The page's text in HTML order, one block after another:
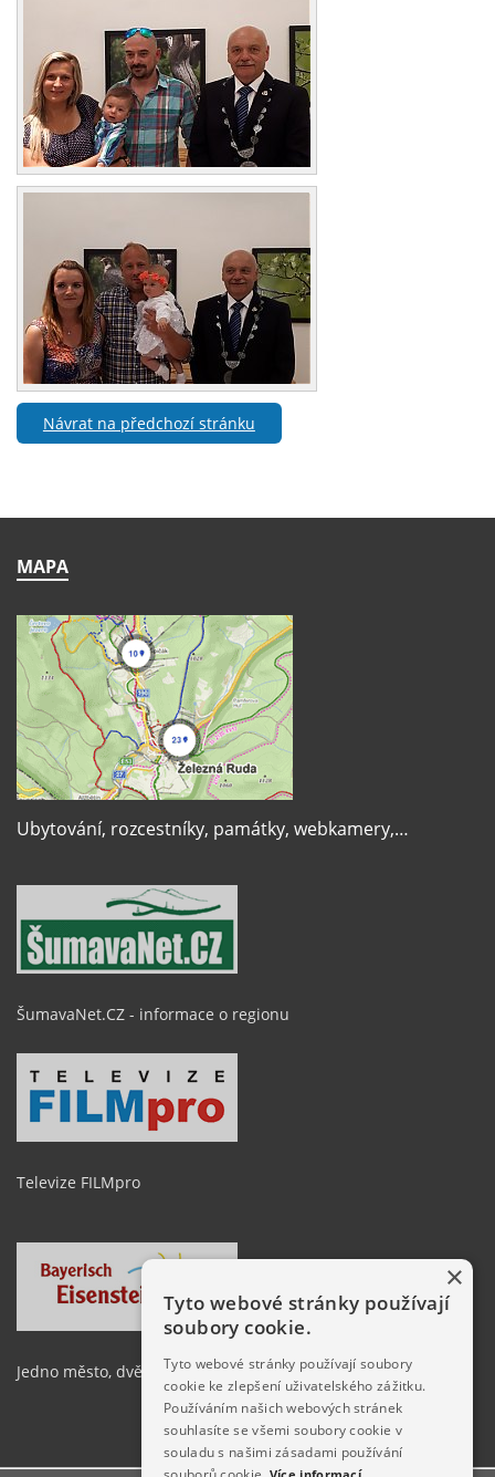
Návrat na předchozí stránku
MAPA
Ubytování, rozcestníky, památky, webkamery,…
ŠumavaNet.CZ - informace o regionu
Televize FILMpro
Jedno město, dvě země
×
Tyto webové stránky používají
soubory cookie.
Tyto webové stránky používají soubory
cookie ke zlepšení uživatelského zážitku.
Používáním našich webových stránek
souhlasíte se všemi soubory cookie v
souladu s našimi zásadami používání